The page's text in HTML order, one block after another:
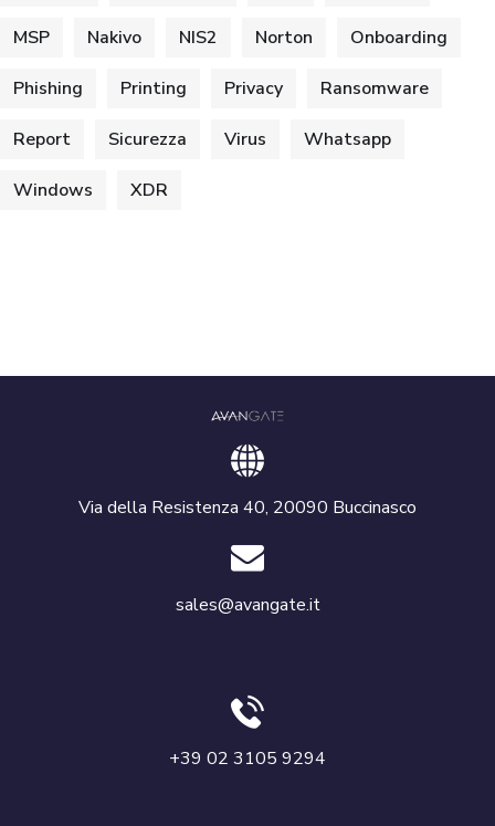
MSP Nakivo NIS2 Norton Onboarding
Phishing Printing Privacy Ransomware
Report Sicurezza Virus Whatsapp
Windows XDR
Via della Resistenza 40, 20090 Buccinasco
sales@avangate.it
+39 02 3105 9294